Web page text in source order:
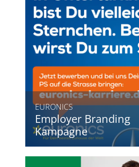
EURONICS
Employer Branding
Kampagne